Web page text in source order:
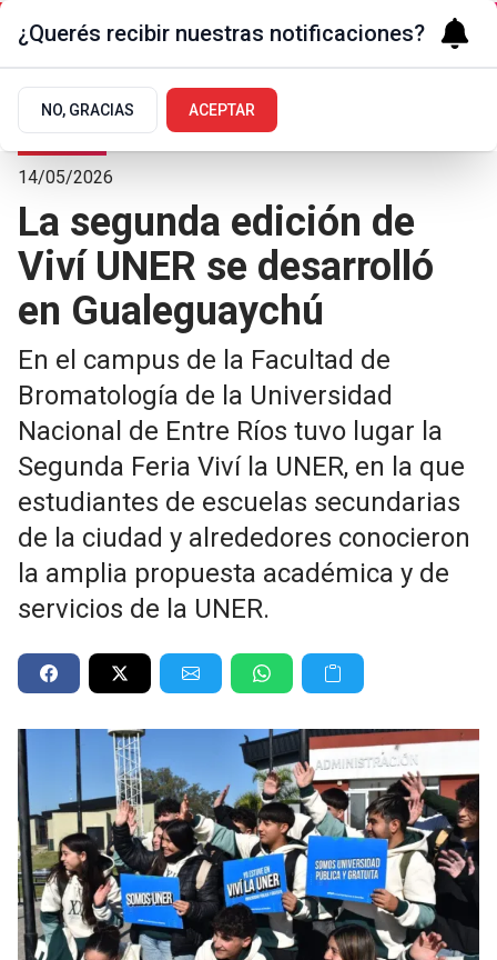
Sociedad
14/05/2026
La segunda edición de
Viví UNER se desarrolló
en Gualeguaychú
En el campus de la Facultad de
Bromatología de la Universidad
Nacional de Entre Ríos tuvo lugar la
Segunda Feria Viví la UNER, en la que
estudiantes de escuelas secundarias
de la ciudad y alrededores conocieron
la amplia propuesta académica y de
servicios de la UNER.
¿Querés recibir nuestras notificaciones?
NO, GRACIAS ACEPTAR